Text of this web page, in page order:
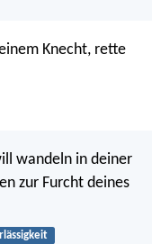
Knecht, rette
wandeln in deiner
zur Furcht deines